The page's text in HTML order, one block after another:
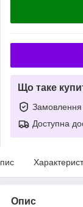
Що таке
Замовлення
Доступна
Опис